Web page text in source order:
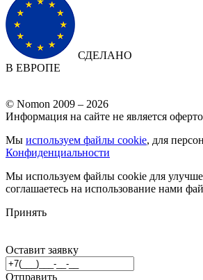
СДЕЛАНО
В ЕВРОПЕ
© Nomon 2009 – 2026
Информация на сайте не является
Мы используем файлы cookie, для
Конфиденциальности
Мы используем файлы cookie для
соглашаетесь на использование нами
Принять
Оставит заявку
Отправить